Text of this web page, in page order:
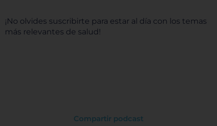
¡No olvides suscribirte para estar al día con los temas
más relevantes de salud!
Compartir podcast